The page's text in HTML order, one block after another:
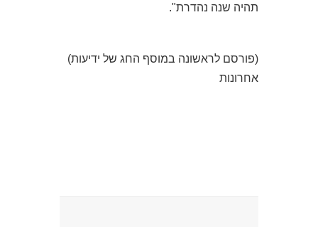
תהיה שנה נהדרת".
(
(פורסם לראשונה במוסף החג של ידיעות
אחרונות